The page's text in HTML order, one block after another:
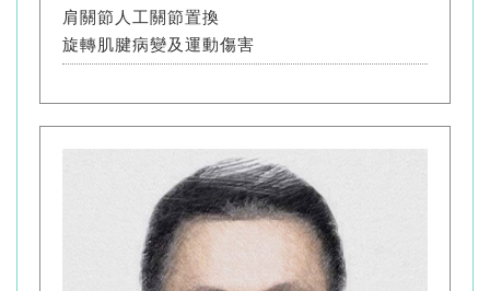
肩關節人工關節置換
旋轉肌腱病變及運動傷害